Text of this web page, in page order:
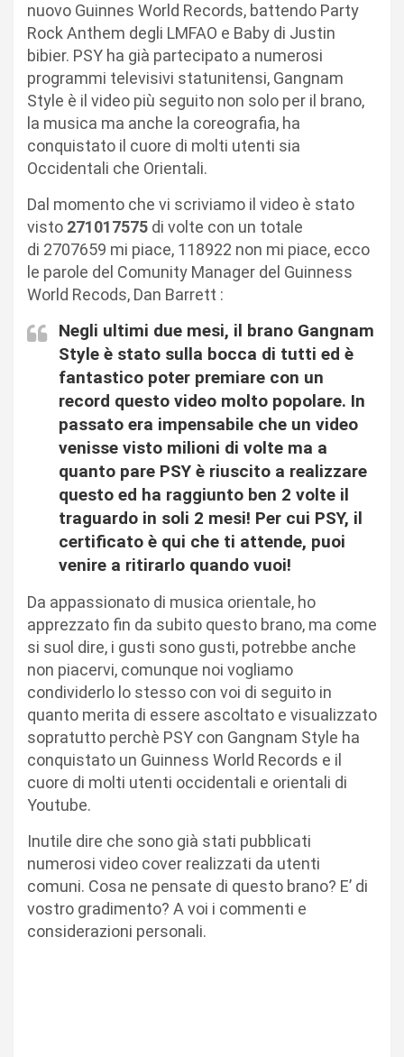
nuovo Guinnes World Records, battendo Party
Rock Anthem degli LMFAO e Baby di Justin
bibier. PSY ha già partecipato a numerosi
programmi televisivi statunitensi, Gangnam
Style è il video più seguito non solo per il brano,
la musica ma anche la coreografia, ha
conquistato il cuore di molti utenti sia
Occidentali che Orientali.
Dal momento che vi scriviamo il video è stato
visto 271017575 di volte con un totale
di 2707659 mi piace, 118922 non mi piace, ecco
le parole del Comunity Manager del Guinness
World Recods, Dan Barrett :
Negli ultimi due mesi, il brano Gangnam
Style è stato sulla bocca di tutti ed è
fantastico poter premiare con un
record questo video molto popolare. In
passato era impensabile che un video
venisse visto milioni di volte ma a
quanto pare PSY è riuscito a realizzare
questo ed ha raggiunto ben 2 volte il
traguardo in soli 2 mesi! Per cui PSY, il
certificato è qui che ti attende, puoi
venire a ritirarlo quando vuoi!
Da appassionato di musica orientale, ho
apprezzato fin da subito questo brano, ma come
si suol dire, i gusti sono gusti, potrebbe anche
non piacervi, comunque noi vogliamo
condividerlo lo stesso con voi di seguito in
quanto merita di essere ascoltato e visualizzato
sopratutto perchè PSY con Gangnam Style ha
conquistato un Guinness World Records e il
cuore di molti utenti occidentali e orientali di
Youtube.
Inutile dire che sono già stati pubblicati
numerosi video cover realizzati da utenti
comuni. Cosa ne pensate di questo brano? E’ di
vostro gradimento? A voi i commenti e
considerazioni personali.